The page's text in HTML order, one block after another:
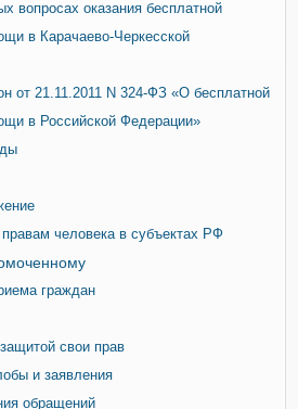
вопросах оказания бесплатной
в Карачаево-Черкесской
от 21.11.2011 N 324-ФЗ «О бесплатной
в Российской Федерации»
человека в субъектах РФ
граждан
свои прав
и заявления
обращений